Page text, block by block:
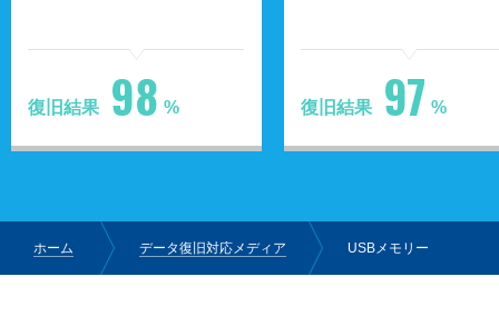
復旧結果 98 % 復旧結果 97 %
ホーム データ復旧対応メディア USBメモリー